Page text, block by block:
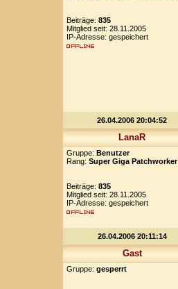
Beiträge: 835
Mitglied seit: 28.11.2005
IP-Adresse: gespeichert
26.04.2006 20:04:52
LanaR
Gruppe: Benutzer
Rang: Super Giga Patchworker
Beiträge: 835
Mitglied seit: 28.11.2005
IP-Adresse: gespeichert
26.04.2006 20:11:14
Gast
Gruppe: gesperrt